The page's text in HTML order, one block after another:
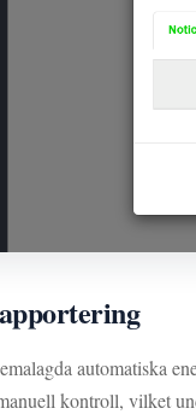
automatiska
kontroll, vilket